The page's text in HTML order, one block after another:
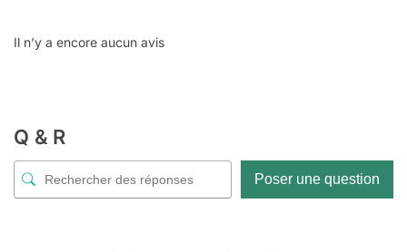
Il n’y a encore aucun avis
Q & R
Poser une question